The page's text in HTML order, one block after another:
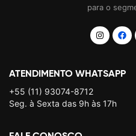
para o
ATENDIMENTO WHATSAPP
+55 (11) 93074-8712
Seg. à Sexta das 9h às 17h